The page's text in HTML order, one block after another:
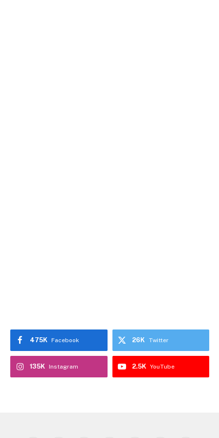
Facebook
475K Twitter
26K
Instagram
135K YouTube
2.5K